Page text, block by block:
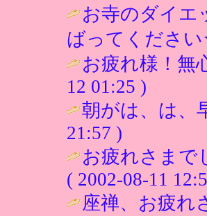
お寺のダイエ
ばってくださ
お疲れ様！無
12 01:25 )
朝がは、は、
21:57 )
お疲れさまで
( 2002-08-11
座禅、お疲